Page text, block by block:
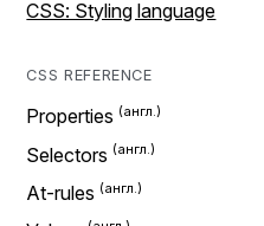
CSS: Styling language
CSS REFERENCE
Properties
Selectors
At-rules